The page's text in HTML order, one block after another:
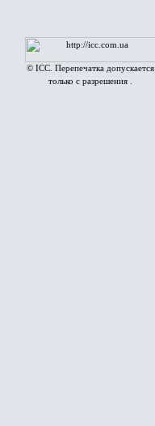
© ICC. Перепечатка допускается
только с разрешения .